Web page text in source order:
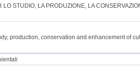
STUDIO, LA PRODUZIONE, LA
production, conservation and enhancement of